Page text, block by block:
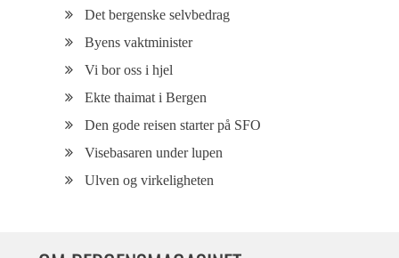
Det bergenske selvbedrag
Byens vaktminister
Vi bor oss i hjel
Ekte thaimat i Bergen
Den gode reisen starter på SFO
Visebasaren under lupen
Ulven og virkeligheten